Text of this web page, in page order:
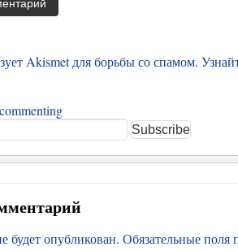
Akismet для борьбы со спамом.
будет опубликован. Обязательные